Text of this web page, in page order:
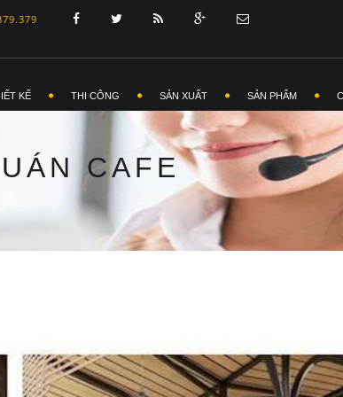
KẾ THI CÔNG SẢN XUẤT SẢN PHẨM
CAFE